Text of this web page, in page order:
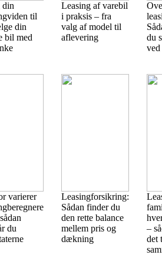
din
til
din
bil med
Leasing af varebil
i praksis – fra
valg af model til
aflevering
du
ved
varierer
du
Leasingforsikring:
Sådan finder du
den rette balance
mellem pris og
dækning
–
det